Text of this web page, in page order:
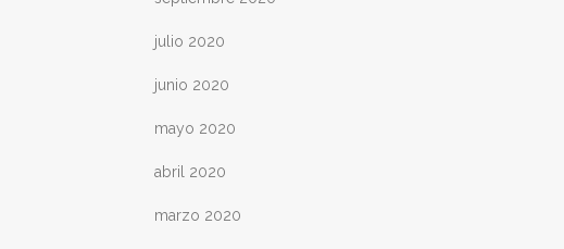
julio 2020
junio 2020
mayo 2020
abril 2020
marzo 2020